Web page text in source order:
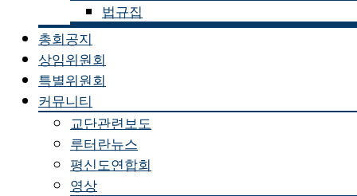
법규집
총회공지
상임위원회
특별위원회
커뮤니티
교단관련보도
루터란뉴스
평신도연합회
영상